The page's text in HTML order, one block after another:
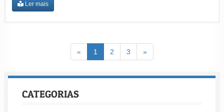
Ler mais
« Voltar1 (atual)
2 3 »Avançar
CATEGORIAS